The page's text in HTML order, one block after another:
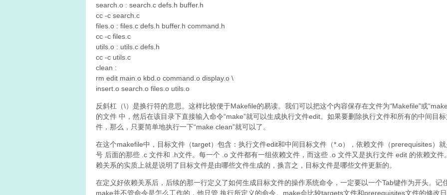
search.o : search.c defs.h buffer.h
cc -c search.c
files.o : files.c defs.h buffer.h command.h
cc -c files.c
utils.o : utils.c defs.h
cc -c utils.c
clean :
rm edit main.o kbd.o command.o display.o \
insert.o search.o files.o utils.o
反斜杠（\）是换行符的意思。这样比较便于Makefile的易读。我们可以把这个内容保存在文件为“Makefile”或
的文件 中，然后在该目录下直接输入命令“make”就可以生成执行文件edit。如果要删除执行文件和所有的中间目
件，那么，只要简单地执行一下“make clean”就可以了。
在这个makefile中，目标文件（target）包含：执行文件edit和中间目标文件（*.o），依赖文件（prerequisites）
号 后面的那些 .c 文件和 .h文件。每一个 .o 文件都有一组依赖文件，而这些 .o 文件又是执行文件 edit 的依赖文件
赖关系的实质上就是说明了目标文件是由哪些文件生成的，换言之，目标文件是哪些文件更新的。
在定义好依赖关系后，后续的那一行定义了如何生成目标文件的操作系统命令，一定要以一个Tab键作为开头。记
make并不管命令是怎么工作的，他只管 执行所定义的命令。make会比较targets文件和prerequisites文件的修改日